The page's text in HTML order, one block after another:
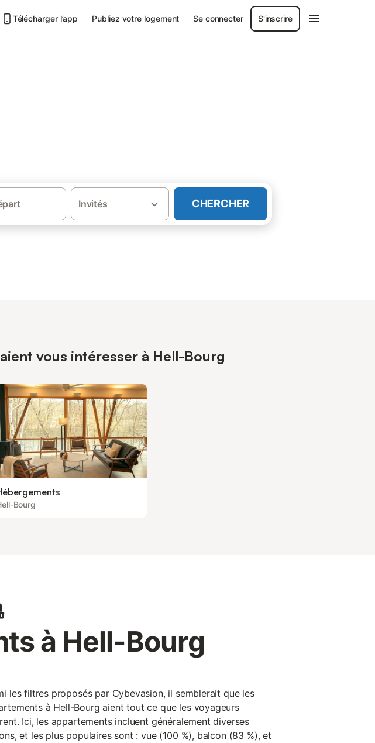
Télécharger l’app Publiez votre logement Se connecter S'inscrire
Invités CHERCHER
vous intéresser à Hell-Bourg
Bourg
à Hell-Bourg
les filtres proposés par Cybevasion, il semblerait que les
à Hell-Bourg aient tout ce que les voyageurs
Ici, les appartements incluent généralement diverses
et les plus populaires sont : vue (100 %), balcon (83 %), et